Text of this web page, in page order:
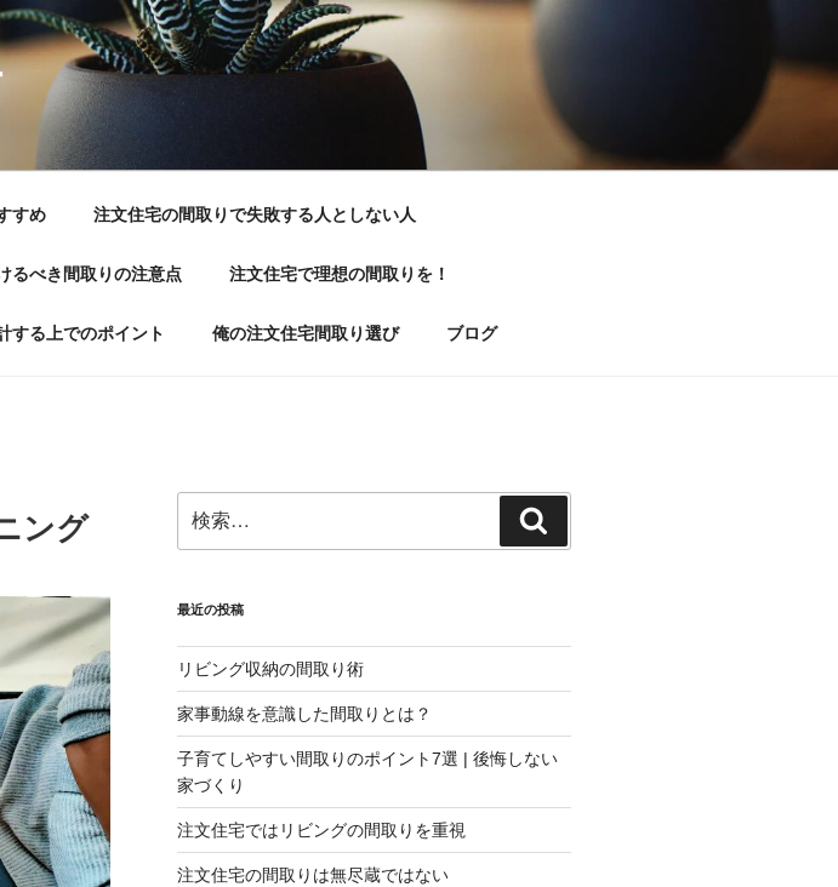
すめ 注文住宅の間取りで失敗する人としない人
るべき間取りの注意点 注文住宅で理想の間取りを！
する上でのポイント 俺の注文住宅間取り選び ブログ
ング
索:
索
最近の投稿
リビング収納の間取り術
家事動線を意識した間取りとは？
子育てしやすい間取りのポイント7選 | 後悔しない
家づくり
注文住宅ではリビングの間取りを重視
注文住宅の間取りは無尽蔵ではない